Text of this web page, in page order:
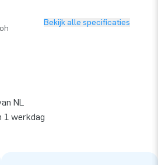
Bekijk alle specificaties
NL
1 werkdag